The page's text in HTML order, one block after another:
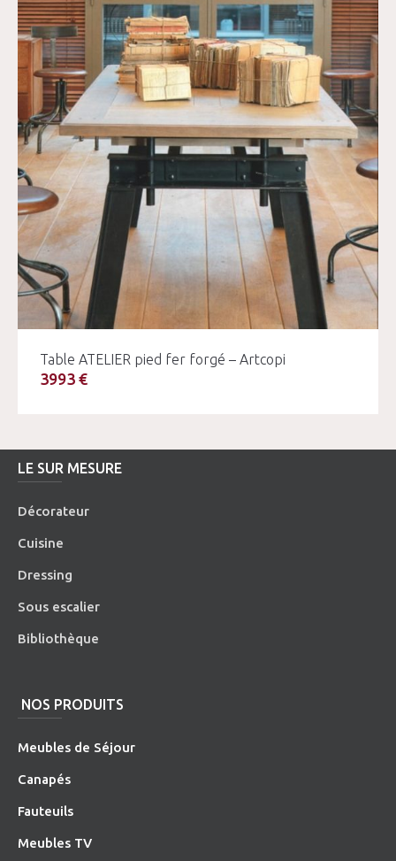
Table ATELIER pied fer forgé – Artcopi
3993 €
LE SUR MESURE
Décorateur
Cuisine
Dressing
Sous escalier
Bibliothèque
NOS PRODUITS
Meubles de Séjour
Canapés
Fauteuils
Meubles TV